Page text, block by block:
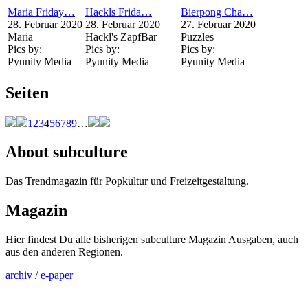
Maria Friday…
28. Februar 2020
Maria
Pics by:
Pyunity Media
Hackls Frida…
28. Februar 2020
Hackl's ZapfBar
Pics by:
Pyunity Media
Bierpong Cha…
27. Februar 2020
Puzzles
Pics by:
Pyunity Media
Seiten
1 23456789…
About subculture
Das Trendmagazin für Popkultur und Freizeitgestaltung.
Magazin
Hier findest Du alle bisherigen subculture Magazin Ausgaben, auch
aus den anderen Regionen.
archiv / e-paper